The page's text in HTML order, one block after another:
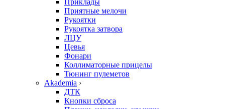
Приклады
Приятные мелочи
Рукоятки
Рукоятка затвора
ЛЦУ
Цевья
Фонари
Коллиматорные прицелы
Тюнинг пулеметов
Akademia ›
ДТК
Кнопки сброса